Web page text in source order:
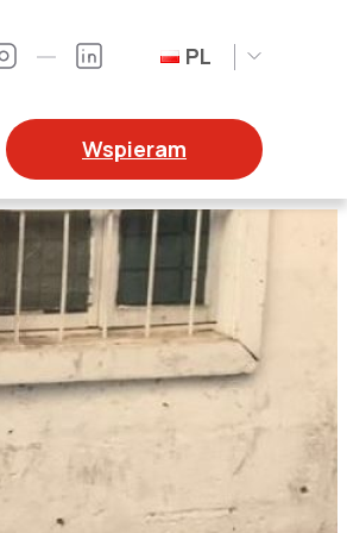
InstagramLinkedIn PL
Wspieram